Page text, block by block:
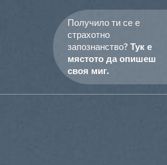
Получило ти се е
страхотно
запознанство?Тук е
мястото да опишеш
своя миг.